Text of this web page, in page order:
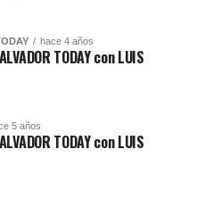
hace 4 años
TODAY con LUIS
5 años
TODAY con LUIS